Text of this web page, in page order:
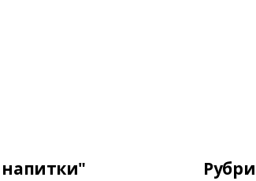
напитки"